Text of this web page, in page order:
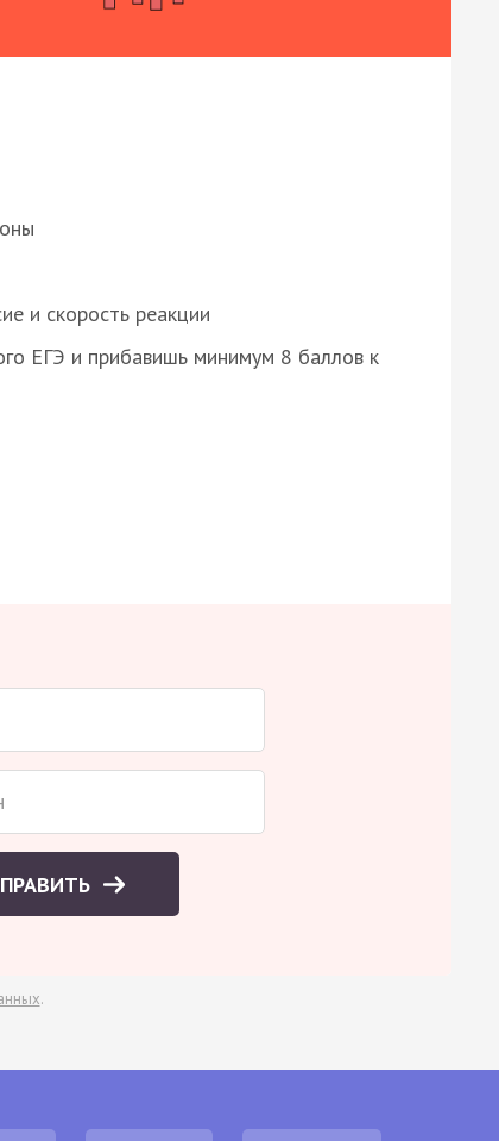
и скорость реакции
ЕГЭ и прибавишь минимум 8 баллов к
.